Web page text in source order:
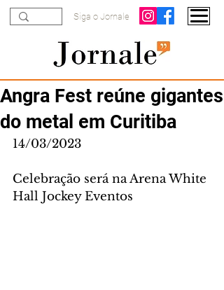
Siga o Jornale
Angra Fest reúne gigantes
do metal em Curitiba
14/03/2023
Celebração será na Arena White
Hall Jockey Eventos